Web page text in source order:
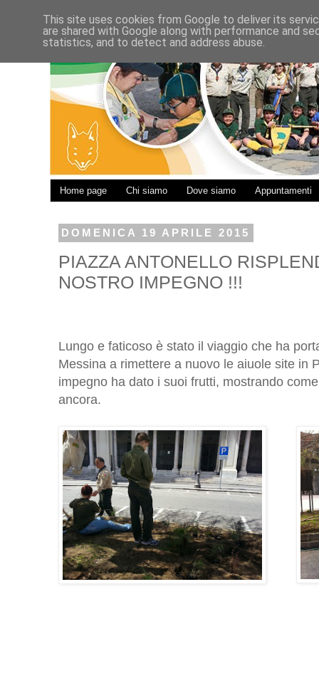
Home page Chi siamo Dove siamo Appuntamenti
DOMENICA 19 APRILE 2015
PIAZZA ANTONELLO
NOSTRO IMPEGNO !!!
Lungo e faticoso è stato il viaggio che ha
Messina a rimettere a nuovo le aiuole site in
impegno ha dato i suoi frutti, mostrando
ancora.
This site uses cookies from Google to deliver its
are shared with Google along with performance and
statistics, and to detect and address abuse.